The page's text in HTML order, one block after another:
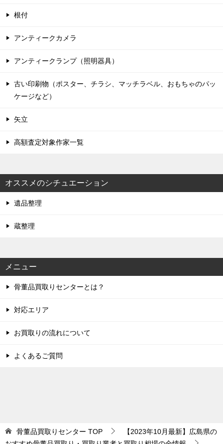
根付
アンティークカメラ
アンティークランプ（照明器具）
古い印刷物（ポスター、チラシ、マッチラベル、おもちゃのパッ
ケージなど）
矢立
高額査定対象作家一覧
オススメのシチュエーション
遺品整理
蔵整理
メニュー
骨董品買取りセンターとは？
対応エリア
お買取りの流れについて
よくあるご質問
骨董品買取りセンター TOP
【2023年10月最新】広島県の